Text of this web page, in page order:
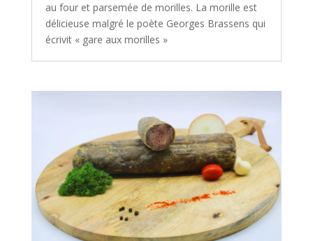
au four et parsemée de morilles. La morille est
délicieuse malgré le poète Georges Brassens qui
écrivit « gare aux morilles »